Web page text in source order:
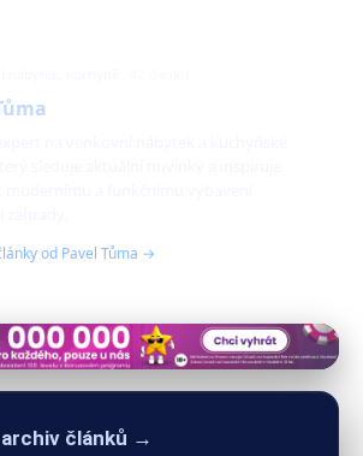
od Pavel Tůma →
článků →